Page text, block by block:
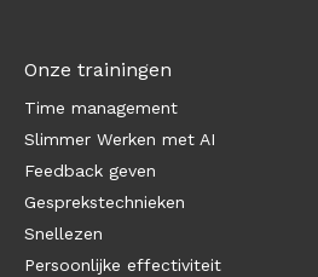
Onze trainingen
Time management
Slimmer Werken met AI
Feedback geven
Gesprekstechnieken
Snellezen
Persoonlijke effectiviteit